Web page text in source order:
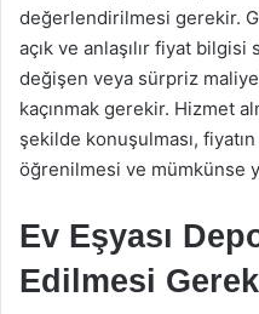
değerlendirilmesi gerekir.
açık ve anlaşılır fiyat
değişen veya sürpriz
kaçınmak gerekir. Hizmet
şekilde konuşulması,
öğrenilmesi ve mümkünse
Ev Eşyası
Edilmesi